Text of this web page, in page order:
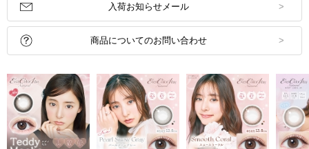
入荷お知らせメール
商品についてのお問い合わせ